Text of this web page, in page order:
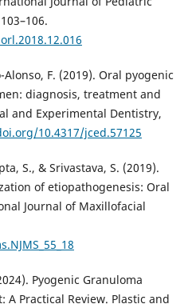
Alonso, F. (2019). Oral pyogenic
diagnosis, treatment and
and Experimental Dentistry,
10.4317/jced.57125
S., & Srivastava, S. (2019).
of etiopathogenesis: Oral
Journal of Maxillofacial
Pyogenic Granuloma
Practical Review. Plastic and